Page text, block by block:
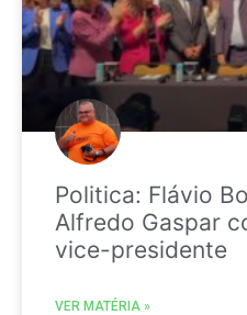
Politica: Flávio
Alfredo Gaspar
vice-presidente
VER MATÉRIA »